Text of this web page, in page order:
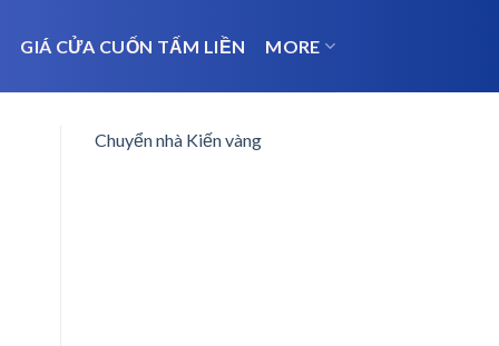
GIÁ CỬA CUỐN TẤM LIỀN MORE
Chuyển nhà Kiến vàng